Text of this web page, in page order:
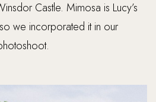
Castle. Mimosa is Lucy’s
we incorporated it in our